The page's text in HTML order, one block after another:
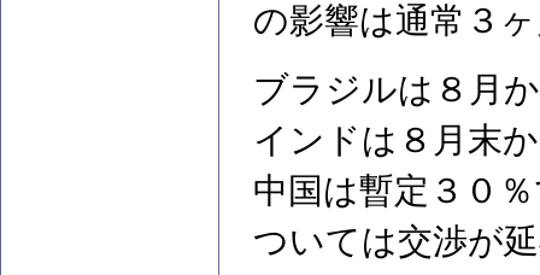
の影響は通常３
ブラジルは８月
インドは８月末
中国は暫定３０
ついては交渉が